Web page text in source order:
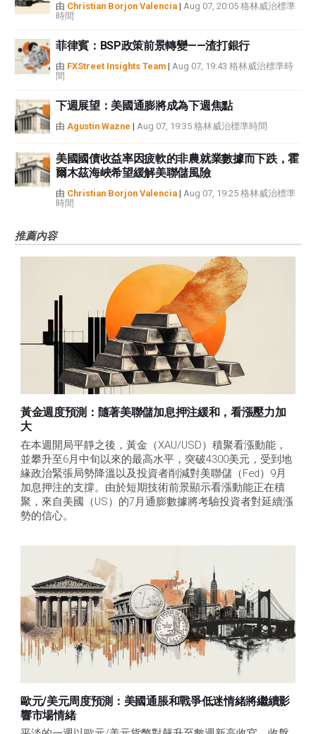
由 Christian Borjon Valencia | Aug 07, 20:05 格林威治標準
時間
菲律賓：BSP政策前景轉變——渣打銀行
由 FXStreet Insights Team | Aug 07, 19:43 格林威治標準時
間
下週展望：美國通膨將成為下週焦點
由 Agustin Wazne | Aug 07, 19:35 格林威治標準時間
美國國債收益率因疲軟的非農就業數據而下跌，霍
爾木茲海峽希望緩解美聯儲風險
由 Christian Borjon Valencia | Aug 07, 19:25 格林威治標準
時間
推薦內容
黃金週度預測：隨著美聯儲加息押注緩和，看漲壓力加
大
在本週開局平靜之後，黃金（XAU/USD）積聚看漲動能，
並攀升至6月中旬以來的最高水平，突破4300美元，受到地
緣政治緊張局勢降溫以及投資者削減對美聯儲（Fed）9月
加息押注的支撐。由於短期技術前景顯示看漲動能正在積
聚，來自美國（US）的7月通膨數據將考驗投資者對延續漲
勢的信心。
歐元/美元周度預測：美國通脹和戰爭低迷情緒將繼續影
響市場情緒